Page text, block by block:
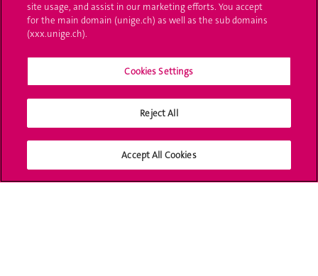
Contact
Media
University Structures
Social Media
site usage, and assist in our marketing efforts. You accept
for the main domain (unige.ch) as well as the sub domains
(xxx.unige.ch).
Cookies Settings
Reject All
Accept All Cookies